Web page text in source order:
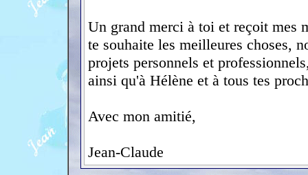
Un grand merci à toi et reçoit mes
te souhaite les meilleures choses,
projets personnels et
ainsi qu'à Hélène et à tous tes
Avec mon amitié,
Jean-Claude